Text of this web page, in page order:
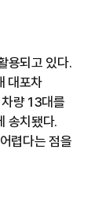
용되고 있다.
대포차
량 13대를
송치됐다.
렵다는 점을